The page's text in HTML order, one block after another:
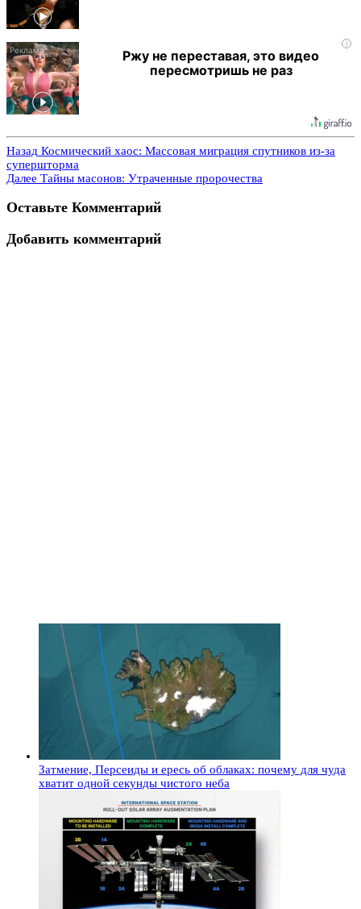
i
Ржу не переставая, это видео
пересмотришь не раз
Назад Космический хаос: Массовая миграция спутников из-за
супершторма
Далее Тайны масонов: Утраченные пророчества
Оставьте Комментарий
Добавить комментарий
Затмение, Персеиды и ересь об облаках: почему для чуда
хватит одной секунды чистого неба